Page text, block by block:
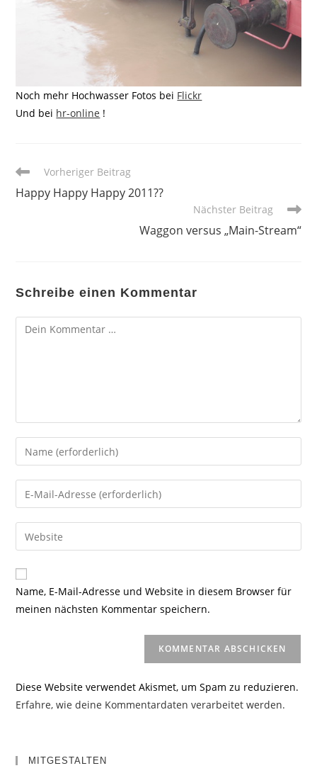
Noch mehr Hochwasser Fotos bei Flickr
Und bei hr-online !
Weitere
ansehen
Vorheriger Beitrag
Happy Happy Happy 2011??
Nächster Beitrag
Waggon versus „Main-Stream“
Schreibe einen Kommentar
Kommentar
Gib
deinen
Namen
oder
zum
Kommentieren
ein
Gib
deine
E-
Mail-
zum
Kommentieren
ein
Gib
deine
Website-
URL
Name, E-Mail-Adresse und Website in diesem Browser für
meinen nächsten Kommentar speichern.
Diese Website verwendet Akismet, um Spam zu reduzieren.
Erfahre, wie deine Kommentardaten verarbeitet werden.
MITGESTALTEN